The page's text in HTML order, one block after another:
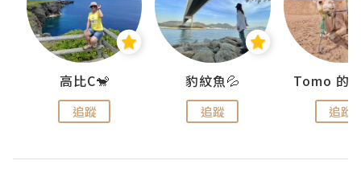
高比C🐒
追蹤
豹紋魚💦
追蹤 追蹤